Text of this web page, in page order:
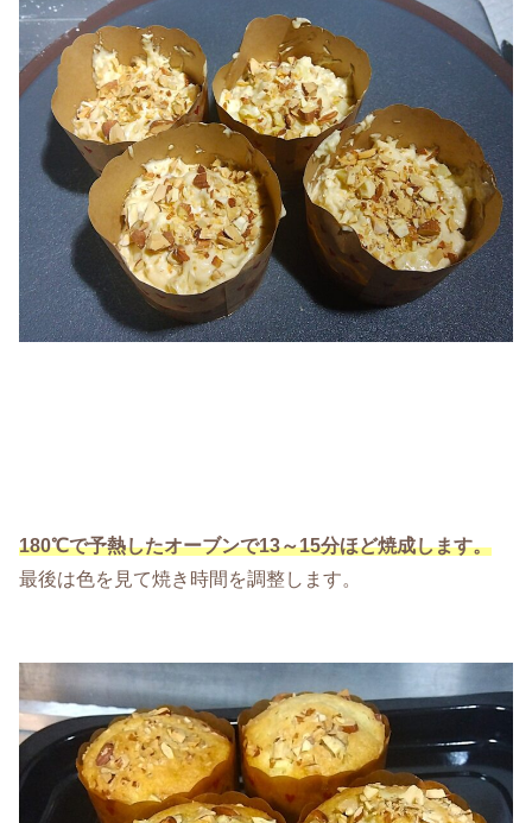
180℃で予熱したオーブンで13～15分ほど焼成します。
最後は色を見て焼き時間を調整します。